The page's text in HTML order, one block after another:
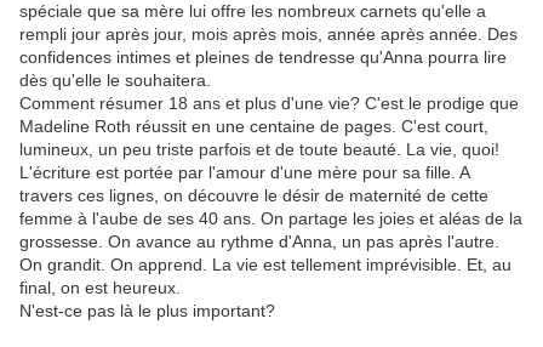
spéciale que sa mère lui offre les nombreux carnets qu'elle a
rempli jour après jour, mois après mois, année après année. Des
confidences intimes et pleines de tendresse qu'Anna pourra lire
dès qu'elle le souhaitera.
Comment résumer 18 ans et plus d'une vie? C'est le prodige que
Madeline Roth réussit en une centaine de pages. C'est court,
lumineux, un peu triste parfois et de toute beauté. La vie, quoi!
L'écriture est portée par l'amour d'une mère pour sa fille. A
travers ces lignes, on découvre le désir de maternité de cette
femme à l'aube de ses 40 ans. On partage les joies et aléas de la
grossesse. On avance au rythme d'Anna, un pas après l'autre.
On grandit. On apprend. La vie est tellement imprévisible. Et, au
final, on est heureux.
N'est-ce pas là le plus important?